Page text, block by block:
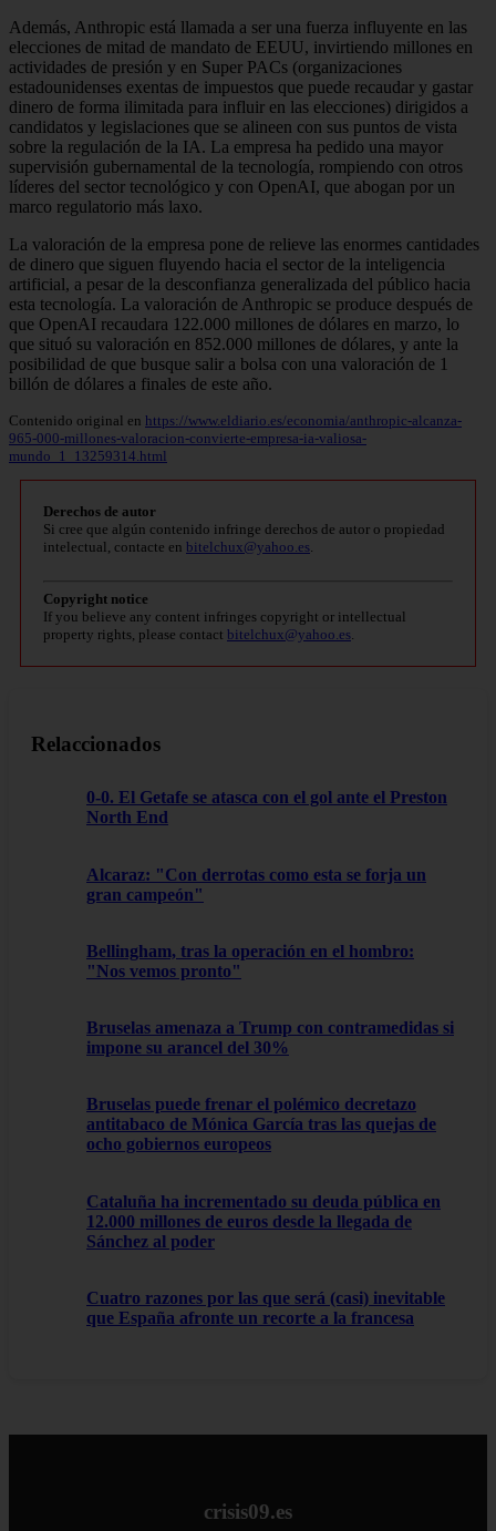
Además, Anthropic está llamada a ser una fuerza influyente en las
elecciones de mitad de mandato de EEUU, invirtiendo millones en
actividades de presión y en Super PACs (organizaciones
estadounidenses exentas de impuestos que puede recaudar y gastar
dinero de forma ilimitada para influir en las elecciones) dirigidos a
candidatos y legislaciones que se alineen con sus puntos de vista
sobre la regulación de la IA. La empresa ha pedido una mayor
supervisión gubernamental de la tecnología, rompiendo con otros
líderes del sector tecnológico y con OpenAI, que abogan por un
marco regulatorio más laxo.
La valoración de la empresa pone de relieve las enormes cantidades
de dinero que siguen fluyendo hacia el sector de la inteligencia
artificial, a pesar de la desconfianza generalizada del público hacia
esta tecnología. La valoración de Anthropic se produce después de
que OpenAI recaudara 122.000 millones de dólares en marzo, lo
que situó su valoración en 852.000 millones de dólares, y ante la
posibilidad de que busque salir a bolsa con una valoración de 1
billón de dólares a finales de este año.
Contenido original en https://www.eldiario.es/economia/anthropic-alcanza-
965-000-millones-valoracion-convierte-empresa-ia-valiosa-
mundo_1_13259314.html
Derechos de autor
Si cree que algún contenido infringe derechos de autor o propiedad
intelectual, contacte en bitelchux@yahoo.es
Copyright notice
If you believe any content infringes copyright or intellectual
property rights, please contact bitelchux@yahoo.es
Relaccionados
0-0. El Getafe se atasca con el gol ante el Preston
North End
Alcaraz: "Con derrotas como esta se forja un
gran campeón"
Bellingham, tras la operación en el hombro:
"Nos vemos pronto"
Bruselas amenaza a Trump con contramedidas si
impone su arancel del 30%
Bruselas puede frenar el polémico decretazo
antitabaco de Mónica García tras las quejas de
ocho gobiernos europeos
Cataluña ha incrementado su deuda pública en
12.000 millones de euros desde la llegada de
Sánchez al poder
Cuatro razones por las que será (casi) inevitable
que España afronte un recorte a la francesa
crisis09.es